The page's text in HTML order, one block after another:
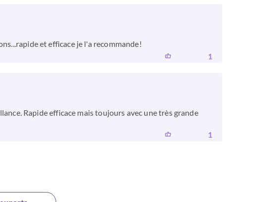
et efficace je l'a recommande!
1
Rapide efficace mais toujours avec une très grande
1